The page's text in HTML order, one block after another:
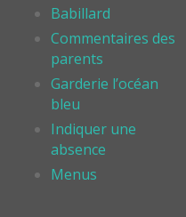
Babillard
Commentaires des
parents
Garderie l’océan
bleu
Indiquer une
absence
Menus